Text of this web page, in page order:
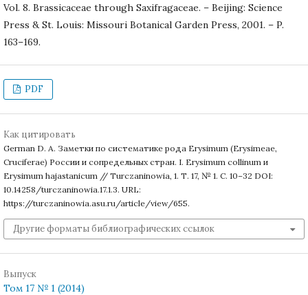
Vol. 8. Brassicaceae through Saxifragaceae. – Beijing: Science
Press & St. Louis: Missouri Botanical Garden Press, 2001. – P.
163–169.
PDF
Как цитировать
German D. A. Заметки по систематике рода Erysimum (Erysimeae,
Cruciferae) России и сопредельных стран. I. Erysimum collinum и
Erysimum hajastanicum // Turczaninowia, 1. Т. 17, № 1. С. 10–32 DOI:
10.14258/turczaninowia.17.1.3. URL:
https://turczaninowia.asu.ru/article/view/655.
Другие форматы библиографических ссылок
Выпуск
Том 17 № 1 (2014)